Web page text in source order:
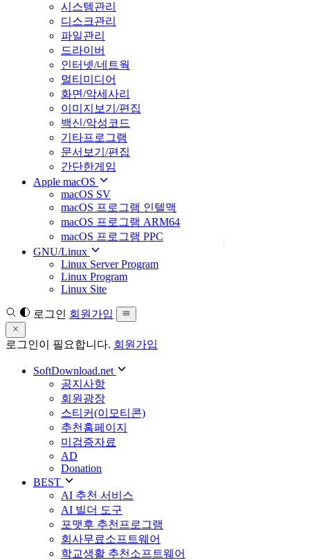
시스템관리
디스크관리
파일관리
드라이버
인터넷/네트웍
멀티미디어
화면/악세사리
이미지보기/편집
백신/악성코드
기타프로그램
문서보기/편집
간단한게임
Apple macOS
macOS SV
macOS 프로그램 인텔맥
macOS 프로그램 ARM64
macOS 프로그램 PPC
GNU/Linux
Linux Server Program
Linux Program
Linux Site
로그인 회원가입
로그인이 필요합니다. 회원가입
SoftDownload.net
공지사항
회원광장
스티커(이모티콘)
추천홈페이지
미검증자료
AD
Donation
BEST
AI 추천 서비스
AI 빌더 도구
포맷후 추천프로그램
회사무료소프트웨어
학교생활 추천소프트웨어